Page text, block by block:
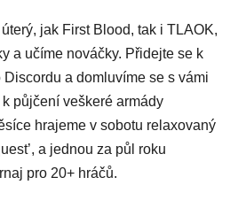
jak First Blood, tak i TLAOK,
a učíme nováčky. Přidejte se k
a domluvíme se s vámi
půjčení veškeré armády
hrajeme v sobotu relaxovaný
a jednou za půl roku
pro 20+ hráčů.